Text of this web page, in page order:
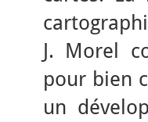
J. Morel
pour bien
un